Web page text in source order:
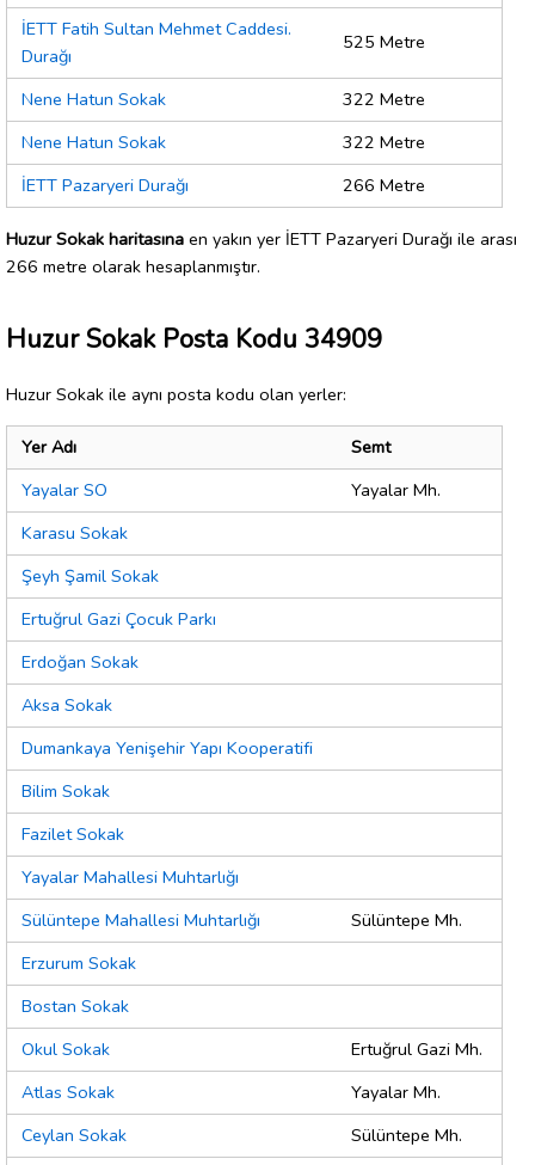
İETT Fatih Sultan Mehmet Caddesi.
Durağı
525 Metre
Nene Hatun Sokak
322 Metre
Nene Hatun Sokak
322 Metre
İETT Pazaryeri Durağı
266 Metre
Huzur Sokak haritasına en yakın yer İETT Pazaryeri Durağı ile arası
266 metre olarak hesaplanmıştır.
Huzur Sokak Posta Kodu 34909
Huzur Sokak ile aynı posta kodu olan yerler:
Yer Adı
Semt
Yayalar SO
Yayalar Mh.
Karasu Sokak
Şeyh Şamil Sokak
Ertuğrul Gazi Çocuk Parkı
Erdoğan Sokak
Aksa Sokak
Dumankaya Yenişehir Yapı Kooperatifi
Bilim Sokak
Fazilet Sokak
Yayalar Mahallesi Muhtarlığı
Sülüntepe Mahallesi Muhtarlığı
Sülüntepe Mh.
Erzurum Sokak
Bostan Sokak
Okul Sokak
Ertuğrul Gazi Mh.
Atlas Sokak
Yayalar Mh.
Ceylan Sokak
Sülüntepe Mh.